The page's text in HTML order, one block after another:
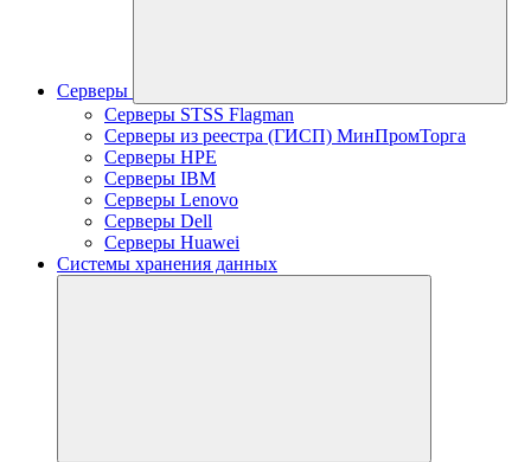
Серверы
Серверы STSS Flagman
Серверы из реестра (ГИСП) МинПромТорга
Серверы HPE
Серверы IBM
Серверы Lenovo
Серверы Dell
Серверы Huawei
Системы хранения данных